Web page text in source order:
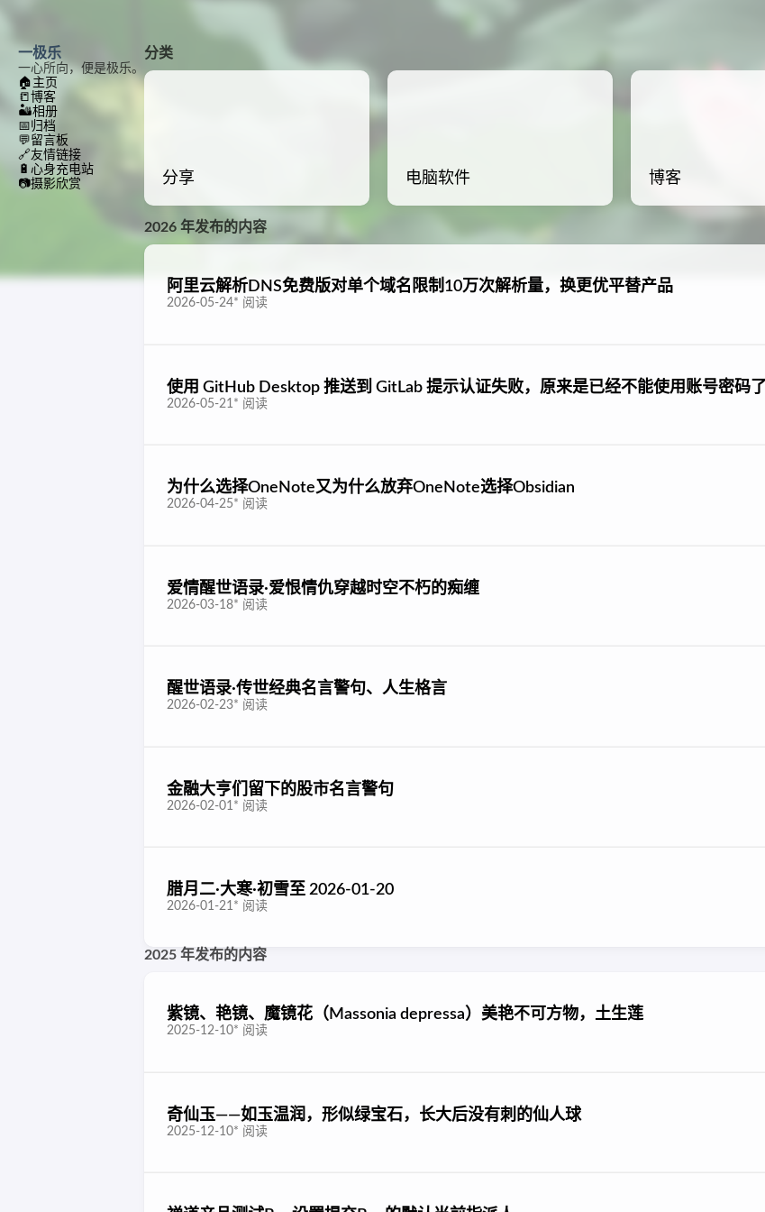
一极乐
一心所向，便是极乐。
🏠 主页
📒 博客
🏜️相册
📅 归档
💬留言板
🔗友情链接
🔋 心身充电站
📷摄影欣赏
分类
分享 电脑软件 博客
2026 年发布的内容
阿里云解析DNS免费版对单个域名限制10万次解析量，换更优平替产品
2026-05-24* 阅读
使用 GitHub Desktop 推送到 GitLab 提示认证失败，原来是已经不能使用账号密码了
2026-05-21 * 阅读
为什么选择OneNote又为什么放弃OneNote选择Obsidian
2026-04-25* 阅读
爱情醒世语录·爱恨情仇穿越时空不朽的痴缠
2026-03-18* 阅读
醒世语录·传世经典名言警句、人生格言
2026-02-23* 阅读
金融大亨们留下的股市名言警句
2026-02-01 * 阅读
腊月二·大寒·初雪至 2026-01-20
2026-01-21* 阅读
2025 年发布的内容
紫镜、艳镜、魔镜花（Massonia depressa）美艳不可方物，土生莲
2025-12-10* 阅读
奇仙玉——如玉温润，形似绿宝石，长大后没有刺的仙人球
2025-12-10* 阅读